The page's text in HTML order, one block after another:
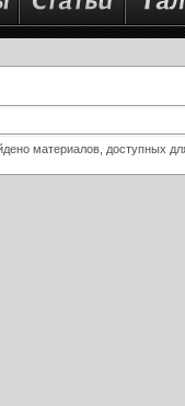
материалов, доступных